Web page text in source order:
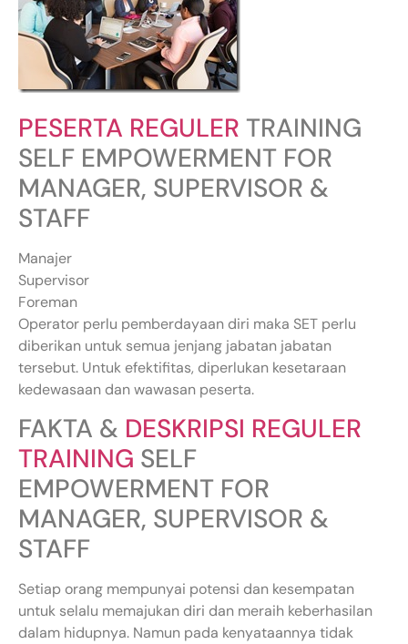
PESERTA REGULER TRAINING
SELF EMPOWERMENT FOR
MANAGER, SUPERVISOR &
STAFF
Manajer
Supervisor
Foreman
Operator perlu pemberdayaan diri maka SET perlu
diberikan untuk semua jenjang jabatan jabatan
tersebut. Untuk efektifitas, diperlukan kesetaraan
kedewasaan dan wawasan peserta.
FAKTA & DESKRIPSI REGULER
TRAINING SELF
EMPOWERMENT FOR
MANAGER, SUPERVISOR &
STAFF
Setiap orang mempunyai potensi dan kesempatan
untuk selalu memajukan diri dan meraih keberhasilan
dalam hidupnya. Namun pada kenyataannya tidak